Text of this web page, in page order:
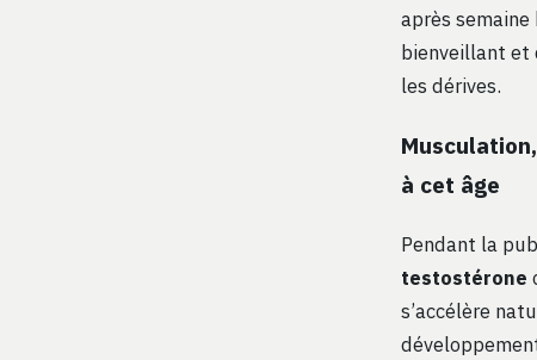
après semaine
bienveillant et
les dérives.
à cet âge
Pendant la
testostérone
s’accélère